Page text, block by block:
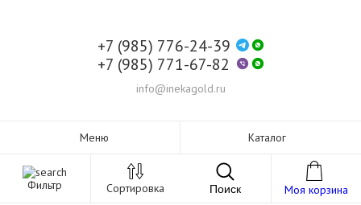
+7 (985) 776-24-39
+7 (985) 771-67-82
info@inekagold.ru
Меню Каталог
Фильтр Сортировка Поиск Моя корзина